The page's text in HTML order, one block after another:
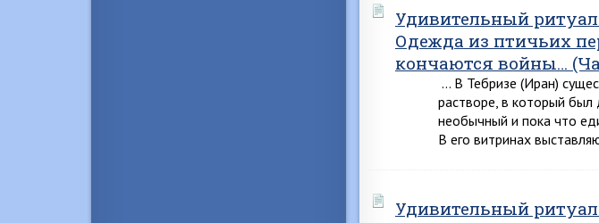
Удивительный
Одежда из птичьих
кончаются войны…
… В Тебризе (Иран)
растворе, в который был
необычный и пока что
В его витринах
Удивительный